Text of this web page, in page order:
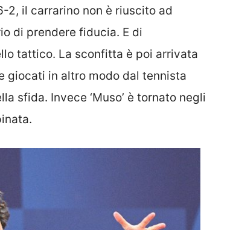
2, il carrarino non è riuscito ad
di prendere fiducia. E di
tattico. La sconfitta è poi arrivata
giocati in altro modo dal tennista
sfida. Invece ‘Muso’ è tornato negli